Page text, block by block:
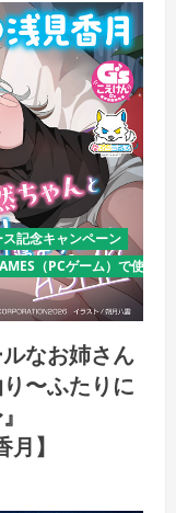
ス記念キャンペーン
（PCゲーム）で使え
なお姉さん
〜ふたりに
】